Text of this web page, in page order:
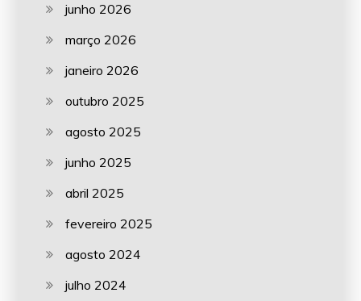
junho 2026
março 2026
janeiro 2026
outubro 2025
agosto 2025
junho 2025
abril 2025
fevereiro 2025
agosto 2024
julho 2024